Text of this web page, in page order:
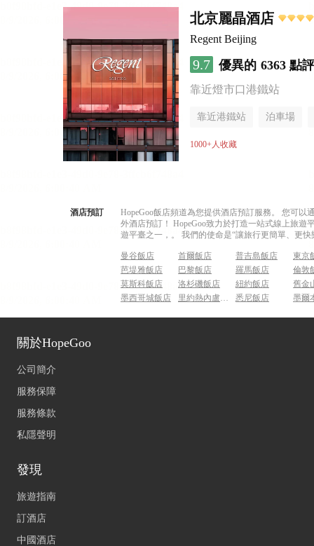
北京麗晶酒店
Regent Beijing
9.7 優異的 6363 點評
靠近燈市口港鐵站
靠近港鐵站 泊車場
無煙樓層
1000+人收藏
酒店預訂
HopeGoo飯店頻道為您提供酒店預訂服務。 您可
外酒店預訂！ HopeGoo致力於打造一站式線上旅
遊平臺之一，。 我們的使命是“讓旅行更簡單、更
曼谷飯店 首爾飯店 普吉島飯店
東京
芭堤雅飯店
巴黎飯店 羅馬飯店
倫敦
莫斯科飯店
洛杉磯飯店 紐約飯店
舊金
墨西哥城飯店
里約熱內盧飯店 悉尼飯店 墨爾
關於HopeGoo
公司簡介
服務保障
服務條款
私隱聲明
發現
旅遊指南
訂酒店
中國酒店